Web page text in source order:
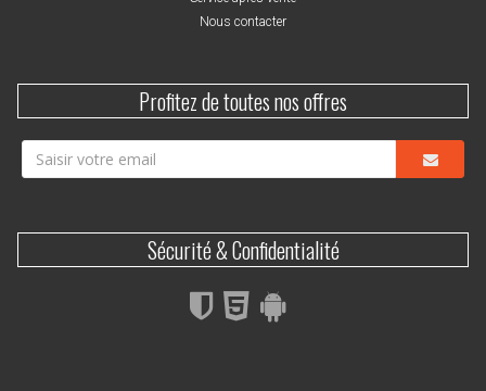
Nous contacter
Profitez de toutes nos offres
Sécurité & Confidentialité